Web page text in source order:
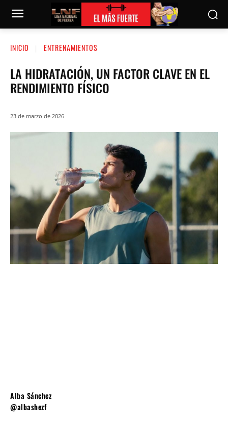
INICIO ENTRENAMIENTOS
LA HIDRATACIÓN, UN FACTOR CLAVE EN EL
RENDIMIENTO FÍSICO
23 de marzo de 2026
Alba Sánchez
@albashezf